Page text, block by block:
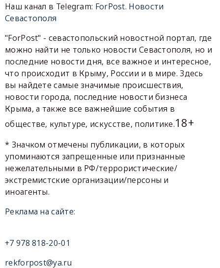
Наш канал в Telegram: ForPost. Новости
Севастополя
"ForPost" - севастопольский новостной портал, где
можно найти не только новости Севастополя, но и
последние новости дня, все важное и интересное,
что происходит в Крыму, России и в мире. Здесь
вы найдете самые значимые происшествия,
новости города, последние новости бизнеса
Крыма, а также все важнейшие события в
обществе, культуре, искусстве, политике.18+
* Значком отмечены публикации, в которых
упоминаются запрещенные или признанные
нежелательными в РФ/террористические/
экстремистские организации/персоны и
иноагенты.
Реклама на сайте:
+7 978 818-20-01
rekforpost@ya.ru